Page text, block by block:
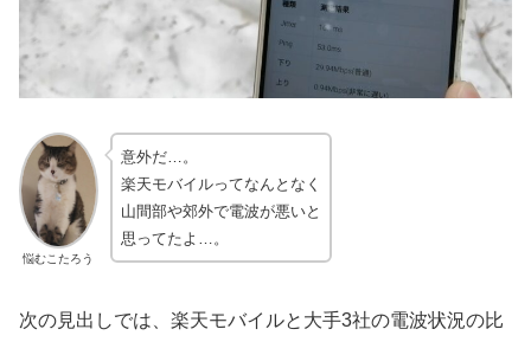
悩むこたろう
意外だ…。
楽天モバイルってなんとなく
山間部や郊外で電波が悪いと
思ってたよ…。
次の見出しでは、楽天モバイルと大手3社の電波状況の比